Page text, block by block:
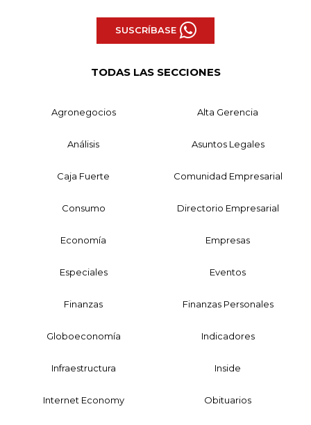
SUSCRÍBASE
TODAS LAS SECCIONES
Agronegocios Alta Gerencia
Análisis Asuntos Legales
Caja Fuerte Comunidad Empresarial
Consumo Directorio Empresarial
Economía Empresas
Especiales Eventos
Finanzas Finanzas Personales
Globoeconomía Indicadores
Infraestructura Inside
Internet Economy Obituarios